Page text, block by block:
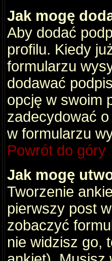
Jak mogę
Aby dodać
profilu. Kiedy
formularzu
dodawać
opcję w swoim
zadecydować
w formularzu
Powrót do góry
Jak mogę
Tworzenie
pierwszy post
zobaczyć
nie widzisz go,